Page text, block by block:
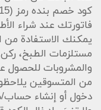
الكوبون زور صفحة
حول الشروط وفترة
لتنتقل مباشرة إلى
قبل الاستخدام.
نصائح عملية
لتحقيق أقصى
سجّل حسابك إن لم
فاتورتك عند شراء
يمكنك الاستفادة
مستلزمات الطبخ،
والمشروبات
من المتسوقين
دخول أو إنشاء